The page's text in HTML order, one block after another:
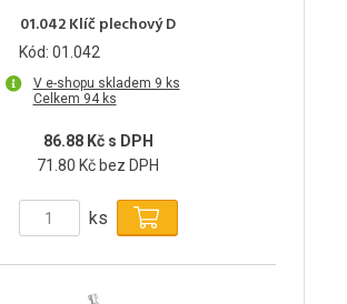
01.042 Klíč plechový D
Kód: 01.042
V e-shopu skladem 9 ks
Celkem 94 ks
86.88 Kč s DPH
71.80 Kč bez DPH
ks